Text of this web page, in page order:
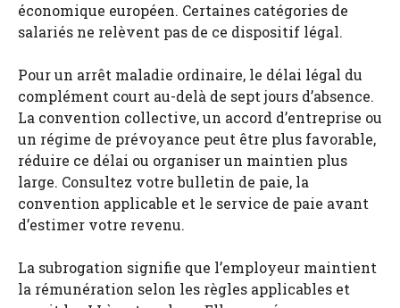
économique européen. Certaines catégories de
salariés ne relèvent pas de ce dispositif légal.
Pour un arrêt maladie ordinaire, le délai légal du
complément court au-delà de sept jours d’absence.
La convention collective, un accord d’entreprise ou
un régime de prévoyance peut être plus favorable,
réduire ce délai ou organiser un maintien plus
large. Consultez votre bulletin de paie, la
convention applicable et le service de paie avant
d’estimer votre revenu.
La subrogation signifie que l’employeur maintient
la rémunération selon les règles applicables et